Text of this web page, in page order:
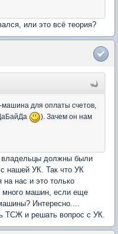
или это всё теория?
машина для оплаты счетов,
). Зачем он нам
владельцы должны были
нашей УК. Так что УК
нас и это только
много машин, если еще
Интересно....
ТСЖ и решать вопрос с УК.